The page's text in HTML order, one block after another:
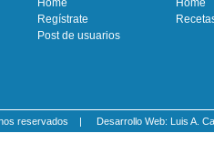
Home
Regístrate
Post de usuarios
Home
reservados | Desarrollo Web: Luis